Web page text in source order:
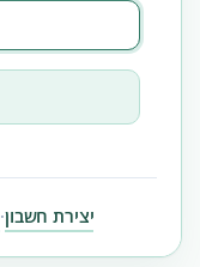
·יצירת חשבון